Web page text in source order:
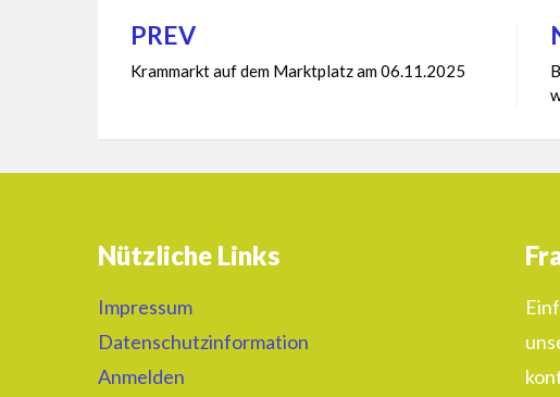
Beitragsnavigation
PREV
Krammarkt auf dem Marktplatz am 06.11.2025
Nützliche Links
Impressum
Datenschutzinformation
Anmelden